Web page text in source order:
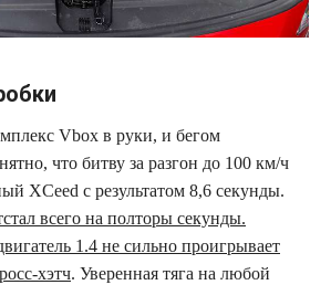
Vbox в руки, и бегом
что битву за разгон до 100 км/ч
XCeed с результатом 8,6 секунды.
всего на полторы секунды.
1.4 не сильно проигрывает
хэтч. Уверенная тяга на любой